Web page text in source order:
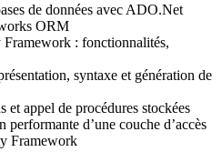
de données avec ADO.Net
ORM
Framework : fonctionnalités,
syntaxe et génération de
et appel de procédures stockées
d’une couche d’accès
Framework